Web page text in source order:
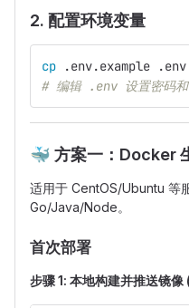
2. 配置环境变量
cp .env.example .env
# 编辑 .env 设置密码和
🐳 方案一：Docker
适用于 CentOS/Ubuntu 等
Go/Java/Node。
首次部署
步骤 1: 本地构建并推送镜